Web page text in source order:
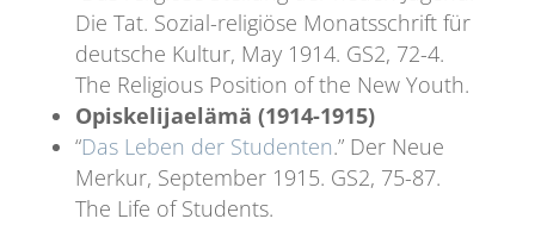
Die Tat. Sozial-religiöse Monatsschrift für
deutsche Kultur, May 1914. GS2, 72-4.
The Religious Position of the New Youth.
Opiskelijaelämä (1914-1915)
“Das Leben der Studenten.” Der Neue
Merkur, September 1915. GS2, 75-87.
The Life of Students.